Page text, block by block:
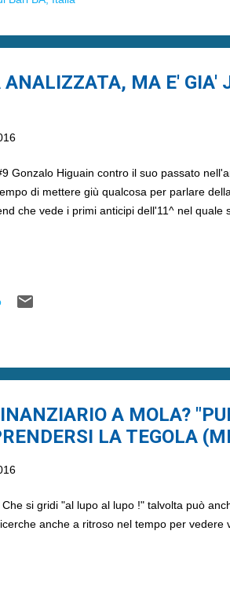
ANALIZZATA, MA E' GIA'
Gonzalo Higuain contro il suo passato
di mettere giù qualcosa per parlare
che vede i primi anticipi dell'11^ nel quale
A MOLA?
LA TEGOLA
Che si gridi "al lupo al lupo !" talvolta può
anche a ritroso nel tempo per